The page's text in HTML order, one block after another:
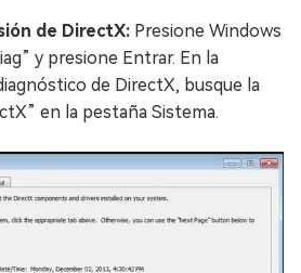
de DirectX: Presione Windows
y presione Entrar. En la
de DirectX, busque la
en la pestaña Sistema.